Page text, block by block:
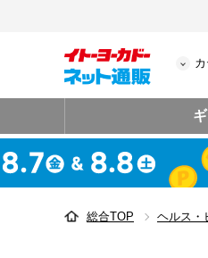
総合TOP ヘルス・